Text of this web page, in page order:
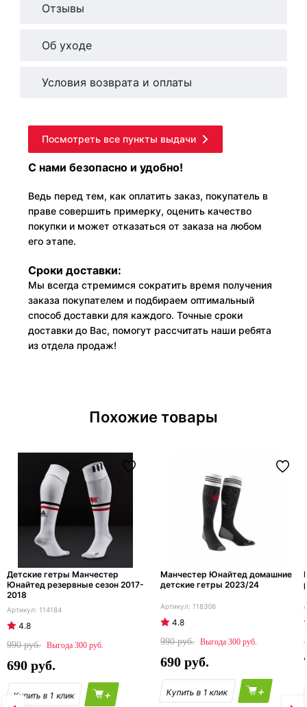
Отзывы
Об уходе
Условия возврата и оплаты
Посмотреть все пункты выдачи
С нами безопасно и удобно!
Ведь перед тем, как оплатить заказ, покупатель в
праве совершить примерку, оценить качество
покупки и может отказаться от заказа на любом
его этапе.
Сроки доставки:
Мы всегда стремимся сократить время получения
заказа покупателем и подбираем оптимальный
способ доставки для каждого. Точные сроки
доставки до Вас, помогут рассчитать наши ребята
из отдела продаж!
Похожие товары
Детские гетры Манчестер
Юнайтед резервные сезон 2017-
2018
114184
4.8
990
300
690
+
Манчестер Юнайтед домашние
детские гетры 2023/24
118306
4.8
990
300
690
+